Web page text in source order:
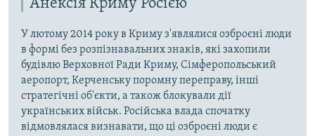
Анексія Криму Росією
У лютому 2014 року в Криму з'являлися озброєні люди
в формі без розпізнавальних знаків, які захопили
будівлю Верховної Ради Криму, Сімферопольський
аеропорт, Керченську поромну переправу, інші
стратегічні об'єкти, а також блокували дії
українських військ. Російська влада спочатку
відмовлялася визнавати, що ці озброєні люди є